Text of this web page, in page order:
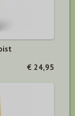
€ 24,95